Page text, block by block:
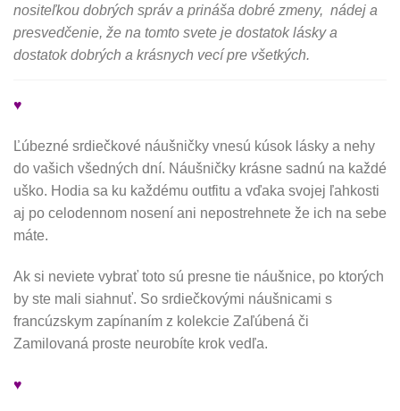
nositeľkou dobrých správ a prináša dobré zmeny, nádej a
presvedčenie, že na tomto svete je dostatok lásky a
dostatok dobrých a krásnych vecí pre všetkých.
♥
Ľúbezné srdiečkové náušničky vnesú kúsok lásky a nehy
do vašich všedných dní. Náušničky krásne sadnú na každé
uško. Hodia sa ku každému outfitu a vďaka svojej ľahkosti
aj po celodennom nosení ani nepostrehnete že ich na sebe
máte.
Ak si neviete vybrať toto sú presne tie náušnice, po ktorých
by ste mali siahnuť. So srdiečkovými náušnicami s
francúzskym zapínaním z kolekcie Zaľúbená či
Zamilovaná proste neurobíte krok vedľa.
♥